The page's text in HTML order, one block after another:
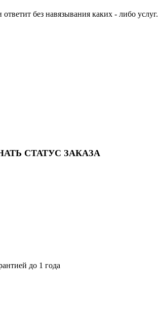
без навязывания каких - либо услуг.
СТАТУС ЗАКАЗА
до 1 года